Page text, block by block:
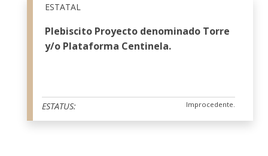
ESTATAL
Plebiscito Proyecto denominado Torre
y/o Plataforma Centinela.
ESTATUS: Improcedente.